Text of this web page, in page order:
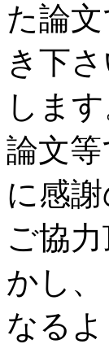
た論
き下
しま
論文
に感
ご協
かし
なる